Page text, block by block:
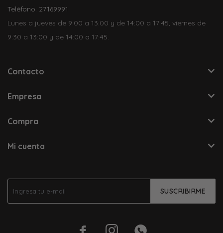
SUSCRIBIRME
Teléfono: 27169991
Lunes a jueves de 9:00 a 13:00 y de 14:00 a 17:45, viernes de
9:30 a 13:00 y de 14:00 a 17:45.
Contacto
Empresa
Compra
Mi cuenta